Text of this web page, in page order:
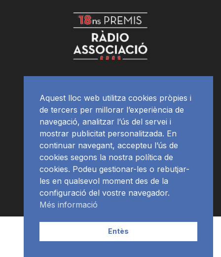
APP Programació
Aquest lloc web utilitza cookies pròpies i
de tercers per millorar l’experiència de
navegació, analitzar l’ús del servei i
mostrar publicitat personalitzada. En
continuar navegant, accepteu l’ús de
cookies segons la nostra política de
cookies. Podeu gestionar-les o rebutjar-
les en qualsevol moment des de la
configuració del vostre navegador.
Més informació
Entès